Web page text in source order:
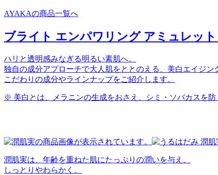
AYAKAの商品一覧へ
ブライト エンパワリング アミュレッ
ハリと透明感みなぎる明るい素肌へ。
独自の成分アプローチで大人肌をととのえる、美白エイジン
こだわりの成分やラインナップをご紹介します。
※ 美白とは、メラニンの生成をおさえ、シミ・ソバカスを防
潤肌実は、年齢を重ねた肌にたっぷりの潤いを与え、
しっとりやわらかく、